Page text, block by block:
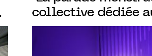
collective dédiée
auCentre des arts
, jusqu’au 26